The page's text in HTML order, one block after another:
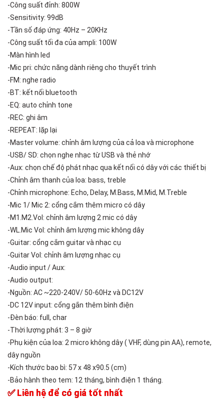
-Công suất đỉnh: 800W
-Sensitivity: 99dB
-Tần số đáp ứng: 40Hz – 20KHz
-Công suất tối đa của ampli: 100W
-Màn hình led
-Mic pri: chức năng dành riêng cho thuyết trình
-FM: nghe radio
-BT: kết nối bluetooth
-EQ: auto chỉnh tone
-REC: ghi âm
-REPEAT: lặp lại
-Master volume: chỉnh âm lượng của cả loa và microphone
-USB/ SD: chọn nghe nhạc từ USB và thẻ nhớ
-Aux: chọn chế độ phát nhạc qua kết nối có dây với các thiết bị
-Chỉnh âm thanh của loa: bass, treble
-Chỉnh microphone: Echo, Delay, M.Bass, M.Mid, M.Treble
-Mic 1/ Mic 2: cổng cắm thêm micro có dây
-M1.M2.Vol: chỉnh âm lượng 2 mic có dây
-WL.Mic Vol: chỉnh âm lượng mic không dây
-Guitar: cổng cắm guitar và nhạc cụ
-Guitar Vol: chỉnh âm lượng nhạc cụ
-Audio input / Aux:
-Audio output:
-Nguồn: AC ~220-240V/ 50-60Hz và DC12V
-DC 12V input: cổng gắn thêm bình điện
-Đèn báo: full, char
-Thời lượng phát: 3 – 8 giờ
-Phụ kiện của loa: 2 micro không dây ( VHF, dùng pin AA), remote,
dây nguồn
-Kích thước bao bì: 57 x 48 x90.5 (cm)
-Bảo hành theo tem: 12 tháng, bình điện 1 tháng.
✅ Liên hệ để có giá tốt nhất